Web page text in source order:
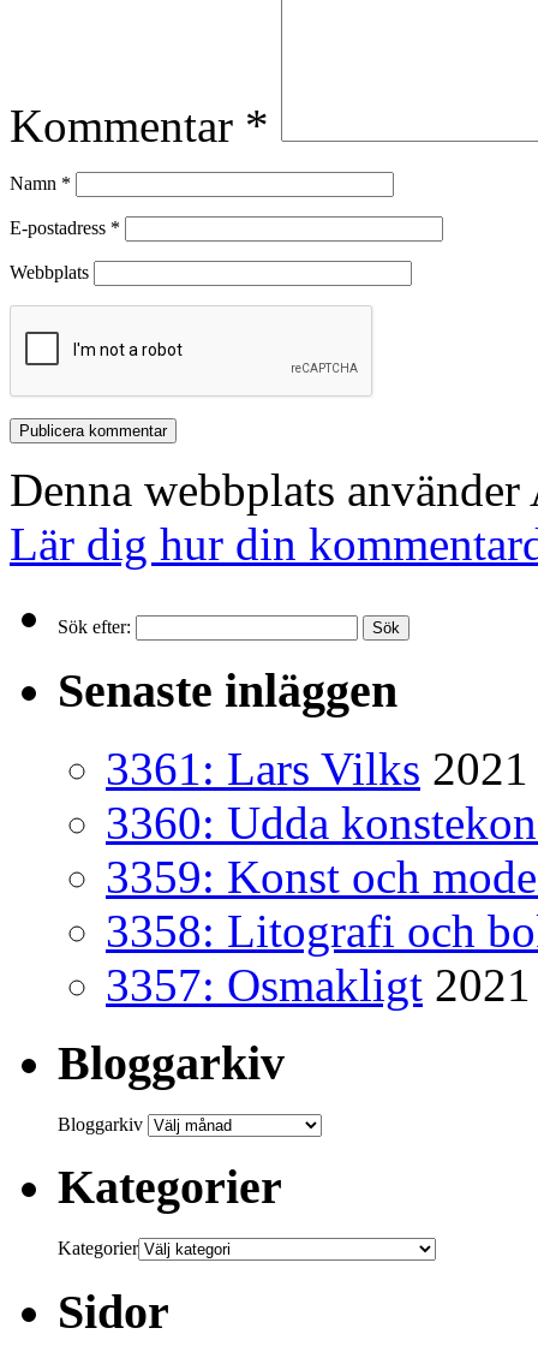
Kommentar *
Namn *
E-postadress *
Webbplats
Denna webbplats
Lär dig hur din
Sök efter:
Senaste inläggen
3361: Lars Vilks
3360: Udda
3359: Konst och
3358: Litografi och
3357: Osmakligt
Bloggarkiv
Bloggarkiv
Kategorier
Kategorier
Sidor